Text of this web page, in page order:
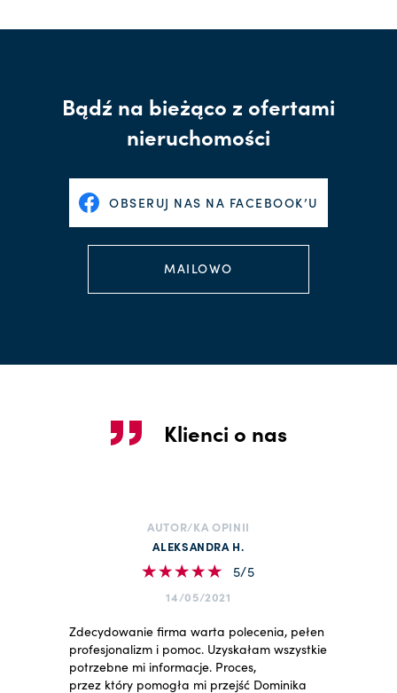
Bądź na bieżąco z ofertami
nieruchomości
OBSERUJ NAS NA FACEBOOK’U
MAILOWO
Klienci o nas
AUTOR/KA OPINII
ALEKSANDRA H.
5/5
14/05/2021
Zdecydowanie firma warta polecenia, pełen
profesjonalizm i pomoc. Uzyskałam wszystkie
potrzebne mi informacje. Proces,
przez który pomogła mi przejść Dominika